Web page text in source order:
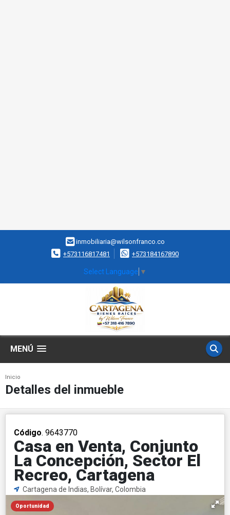
inmobiliaria@wilsonfranco.co
+573116817481
+573184167890
Select Language ▼
MENÚ
Inicio
Detalles del inmueble
Código. 9643770
Casa en Venta, Conjunto
La Concepción, Sector El
Recreo, Cartagena
Cartagena de Indias, Bolívar, Colombia
Oportunidad